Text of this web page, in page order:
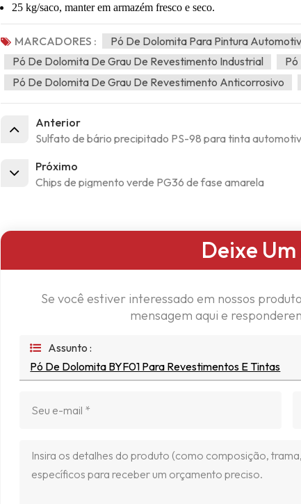
25 kg/saco, manter em armazém fresco e seco.
MARCADORES : Pó De Dolomita Para Pintura
Pó De Dolomita De Grau De Revestimento Industrial
Pó De Dolomita De Grau De Revestimento Anticorrosivo
Anterior
Sulfato de bário precipitado PS-98 para tinta
Próximo
Chips de pigmento verde PG36 de fase amarela
Deixe
Se você estiver interessado em nossos
mensagem aqui e
Assunto :
Pó De Dolomita BYF01 Para Revestimentos E Tintas